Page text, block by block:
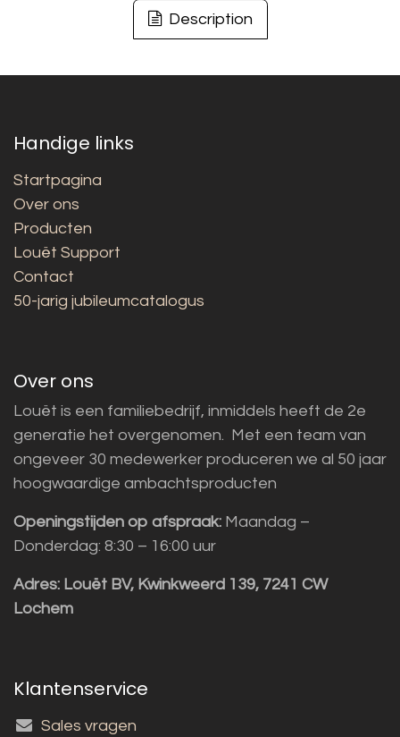
Description
Handige links
Startpagina
Over ons
Producten
Louët Support
Contact
50-jarig jubileumcatalogus
Over ons
Louët is een familiebedrijf, inmiddels heeft de 2e
generatie het overgenomen. Met een team van
ongeveer 30 medewerker produceren we al 50 jaar
hoogwaardige ambachtsproducten
Openingstijden op afspraak: Maandag –
Donderdag: 8:30 – 16:00 uur
Adres: Louët BV, Kwinkweerd 139, 7241 CW
Lochem
Klantenservice
Sales vragen